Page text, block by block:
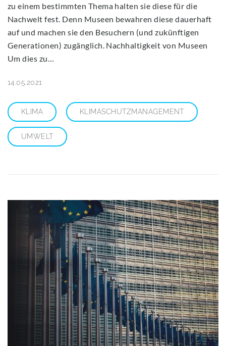
zu einem bestimmten Thema halten sie diese für die
Nachwelt fest. Denn Museen bewahren diese dauerhaft
auf und machen sie den Besuchern (und zukünftigen
Generationen) zugänglich. Nachhaltigkeit von Museen
Um dies zu…
14.05.2021
KLIMA KLIMASCHUTZMANAGEMENT
UMWELT